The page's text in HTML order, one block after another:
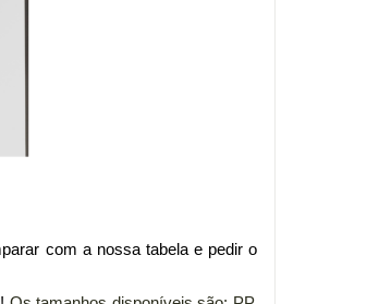
com a nossa tabela e pedir o